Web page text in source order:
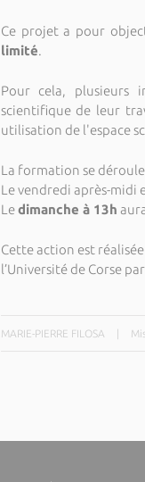
Ce projet a pour
limité.
Pour cela, plusieurs
scientifique de leur
utilisation de l'espace
La formation se
Le vendredi après-midi
Ledimanche à 13h
Cette action est
l’Université de Corse
MARIE-PIERRE FILOSA